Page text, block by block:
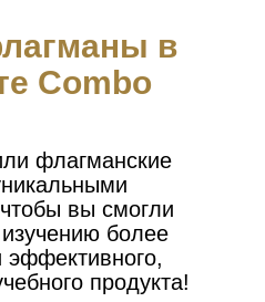
в
Combo
флагманские
вы смогли
изучению более
эффективного,
продукта!